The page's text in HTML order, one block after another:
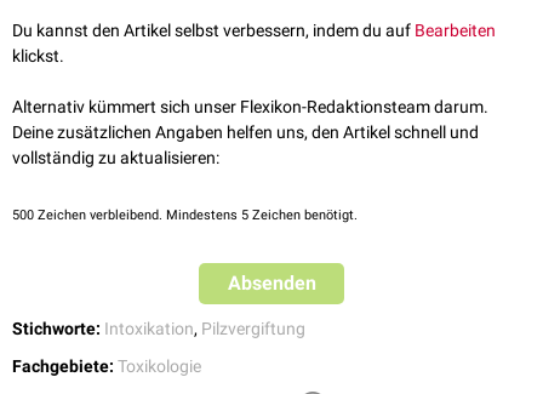
Magenspülung
Verabreichung von
Sekundäre Giftentfernung
Nach intensiver Beobachtung und weiterer labortechnischer
Untersuchung muss festgestellt werden, ob es nach der primären
Ist dies nicht der Fall, ist innerhalb von einer Woche nach der Vergiftung
Bei Nierenschädigung und Insuffizienz ist der Patient in aller Regel
dialysepflichtig. Im Falle einer sehr schweren Schädigung beider Nieren
Kontrainduziert sind zu jedem Zeitpunkt der Therapie
Du kannst den Artikel selbst verbessern, indem du auf Bearbeiten
klickst.
Alternativ kümmert sich unser Flexikon-Redaktionsteam darum.
Deine zusätzlichen Angaben helfen uns, den Artikel schnell und
vollständig zu aktualisieren:
500 Zeichen verbleibend. Mindestens 5 Zeichen benötigt.
Absenden
Stichworte: Intoxikation, Pilzvergiftung
Fachgebiete: Toxikologie